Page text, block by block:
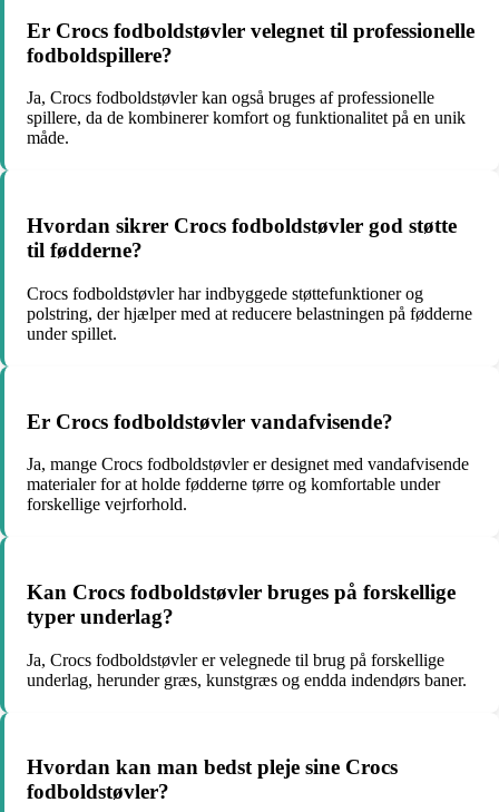
Er Crocs fodboldstøvler velegnet til professionelle
fodboldspillere?
Ja, Crocs fodboldstøvler kan også bruges af professionelle
spillere, da de kombinerer komfort og funktionalitet på en unik
måde.
Hvordan sikrer Crocs fodboldstøvler god støtte
til fødderne?
Crocs fodboldstøvler har indbyggede støttefunktioner og
polstring, der hjælper med at reducere belastningen på fødderne
under spillet.
Er Crocs fodboldstøvler vandafvisende?
Ja, mange Crocs fodboldstøvler er designet med vandafvisende
materialer for at holde fødderne tørre og komfortable under
forskellige vejrforhold.
Kan Crocs fodboldstøvler bruges på forskellige
typer underlag?
Ja, Crocs fodboldstøvler er velegnede til brug på forskellige
underlag, herunder græs, kunstgræs og endda indendørs baner.
Hvordan kan man bedst pleje sine Crocs
fodboldstøvler?